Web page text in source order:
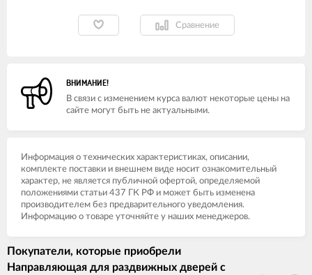
Сравнение
ВНИМАНИЕ!
В связи с изменением курса валют некоторые цены на
сайте могут быть не актуальными.
Информация о технических характеристиках, описании,
комплекте поставки и внешнем виде носит ознакомительный
характер, не является публичной офертой, определяемой
положениями статьи 437 ГК РФ и может быть изменена
производителем без предварительного уведомления.
Информацию о товаре уточняйте у наших менеджеров.
Покупатели, которые приобрели
Направляющая для раздвижных дверей с